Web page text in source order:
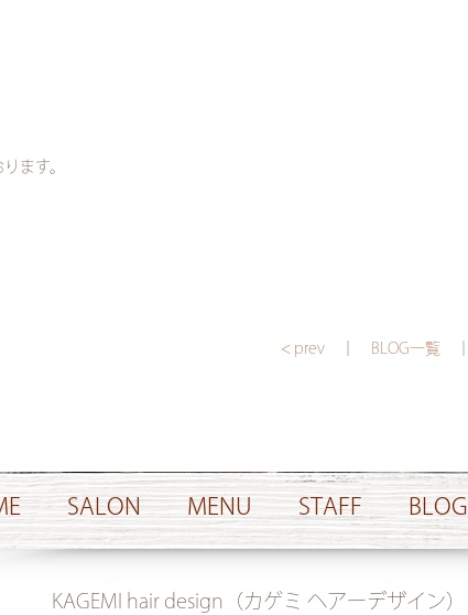
ます。
< prev BLOG一覧
SALON MENU STAFF BLOG
KAGEMI hair design（カゲミ ヘアーデザイン）